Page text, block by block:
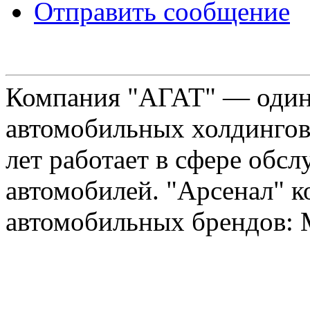
Отправить сообщение
Компания "АГАТ" —
автомобильных
лет работает в сфере
автомобилей. "Арсенал"
автомобильных